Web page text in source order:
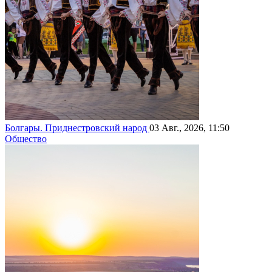
Болгары. Приднестровский народ 03 Авг., 2026, 11:50
Общество